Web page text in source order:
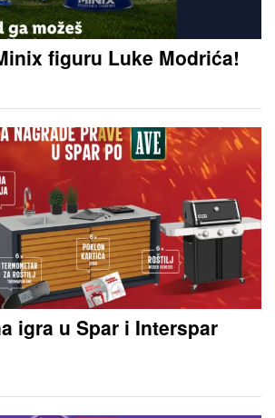
figuru Luke Modrića!
igra u Spar i Interspar